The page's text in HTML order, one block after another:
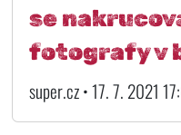
se
fotografy v
super.cz • 17. 7. 2021